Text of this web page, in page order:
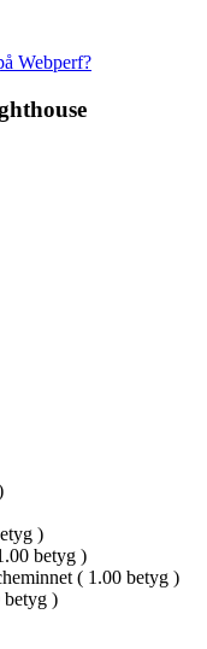
Webperf?
)
betyg )
( 1.00 betyg )
betyg )